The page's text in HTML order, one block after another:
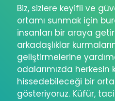
Biz, sizlere keyifli ve
ortamı sunmak için
insanları bir araya
arkadaşlıklar
geliştirmelerine
odalarımızda
hissedebileceği bir
gösteriyoruz. Küfür,